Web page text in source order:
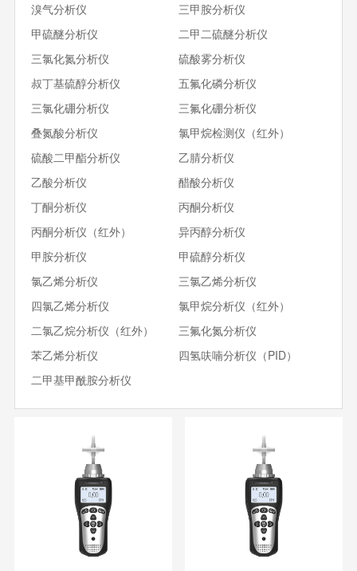
溴气分析仪
三甲胺分析仪
甲硫醚分析仪
二甲二硫醚分析仪
三氯化氮分析仪
硫酸雾分析仪
叔丁基硫醇分析仪
五氟化磷分析仪
三氯化硼分析仪
三氟化硼分析仪
叠氮酸分析仪
氯甲烷检测仪（红外）
硫酸二甲酯分析仪
乙腈分析仪
乙酸分析仪
醋酸分析仪
丁酮分析仪
丙酮分析仪
丙酮分析仪（红外）
异丙醇分析仪
甲胺分析仪
甲硫醇分析仪
氯乙烯分析仪
三氯乙烯分析仪
四氯乙烯分析仪
氯甲烷分析仪（红外）
二氯乙烷分析仪（红外）
三氟化氮分析仪
苯乙烯分析仪
四氢呋喃分析仪（PID）
二甲基甲酰胺分析仪